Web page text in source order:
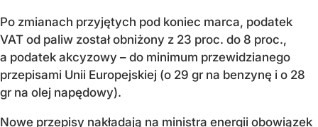
Po zmianach przyjętych pod koniec marca, podatek
VAT od paliw został obniżony z 23 proc. do 8 proc.,
a podatek akcyzowy – do minimum przewidzianego
przepisami Unii Europejskiej (o 29 gr na benzynę i o 28
gr na olej napędowy).
Nowe przepisy nakładają na ministra energii obowiązek